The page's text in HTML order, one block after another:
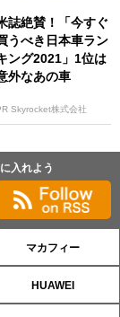
誌絶賛！「今すぐ
うべき日本車ラン
ング2021」1位は
外なあの車
Skyrocket株式会社
入れよう
マカフィー
HUAWEI